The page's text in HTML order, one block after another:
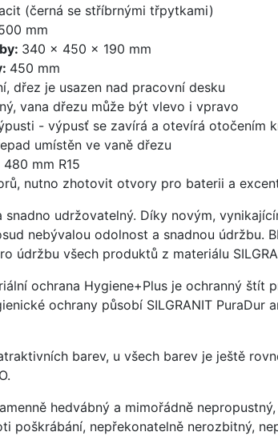
(černá se stříbrnými třpytkami)
mm
340 x 450 x 190 mm
450 mm
dřez je usazen nad pracovní desku
vana dřezu může být vlevo i vpravo
- výpusť se zavírá a otevírá otočením
umístěn ve vaně dřezu
mm R15
nutno zhotovit otvory pro baterii a
udržovatelný. Díky novým,
nebývalou odolnost a snadnou údržbu.
údržbu všech produktů z materiálu
ochrana Hygiene+Plus je ochranný štít
ochrany působí SILGRANIT
barev, u všech barev je ještě
hedvábný a mimořádně
poškrábání, nepřekonatelně nerozbitný,